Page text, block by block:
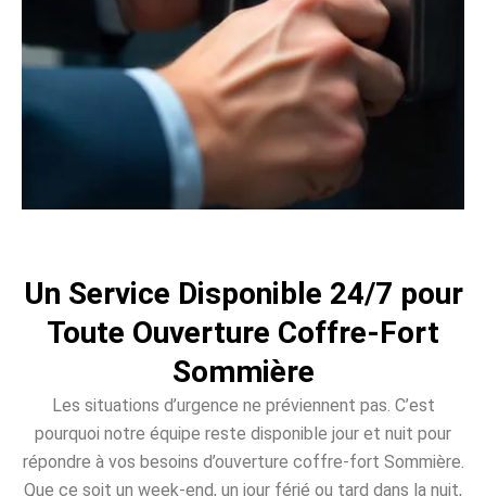
Un Service Disponible 24/7 pour
Toute Ouverture Coffre-Fort
Sommière
Les situations d’urgence ne préviennent pas. C’est
pourquoi notre équipe reste disponible jour et nuit pour
répondre à vos besoins d’ouverture coffre-fort Sommière.
Que ce soit un week-end, un jour férié ou tard dans la nuit,